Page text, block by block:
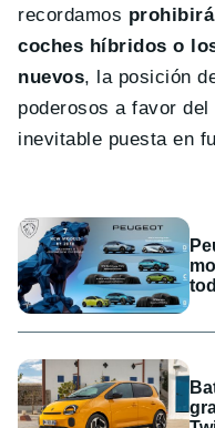
recordamos
coches híbridos o
nuevos, la posición
poderosos a favor
inevitable puesta en